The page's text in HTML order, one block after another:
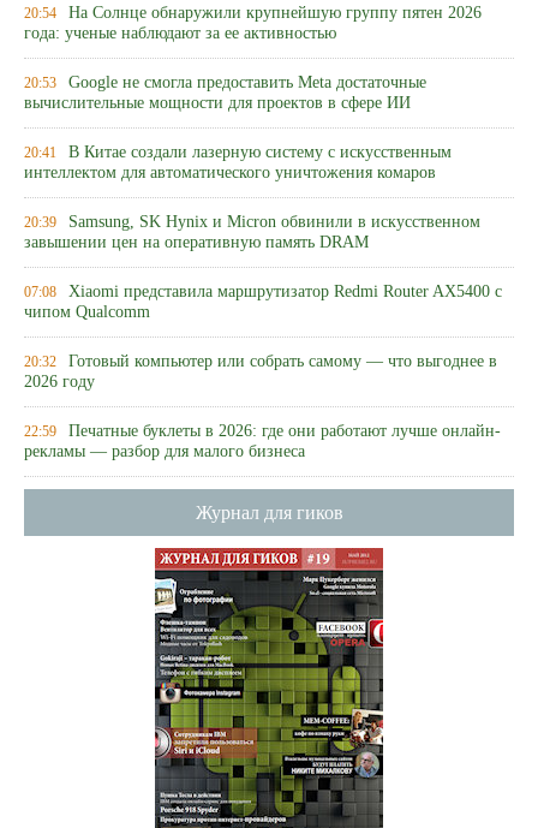
20:54 На Солнце обнаружили крупнейшую группу пятен 2026
года: ученые наблюдают за ее активностью
20:53 Google не смогла предоставить Meta достаточные
вычислительные мощности для проектов в сфере ИИ
20:41 В Китае создали лазерную систему с искусственным
интеллектом для автоматического уничтожения комаров
20:39 Samsung, SK Hynix и Micron обвинили в искусственном
завышении цен на оперативную память DRAM
07:08 Xiaomi представила маршрутизатор Redmi Router AX5400 с
чипом Qualcomm
20:32 Готовый компьютер или собрать самому — что выгоднее в
2026 году
22:59 Печатные буклеты в 2026: где они работают лучше онлайн-
рекламы — разбор для малого бизнеса
Журнал для гиков